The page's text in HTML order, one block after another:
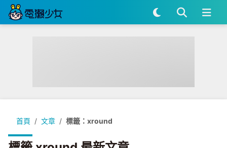
首頁 文章 標籤：xround